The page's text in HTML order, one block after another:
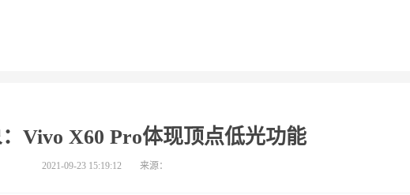
Vivo X60 Pro体现顶点低光功能
2021-09-23 15:19:12 来源：